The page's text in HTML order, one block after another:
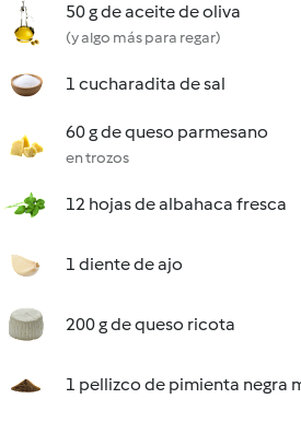
50 g de aceite de oliva
(y algo más para regar)
1 cucharadita de sal
60 g de queso parmesano
en trozos
12 hojas de albahaca fresca
1 diente de ajo
200 g de queso ricota
1 pellizco de pimienta negra